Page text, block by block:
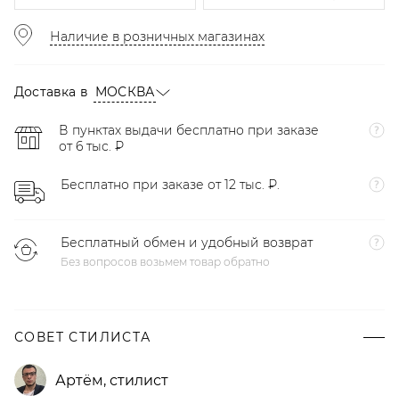
Наличие в розничных магазинах
Доставка в МОСКВА
В пунктах выдачи бесплатно при заказе
от 6 тыс. ₽
Бесплатно при заказе от 12 тыс. ₽.
Бесплатный обмен и удобный возврат
Без вопросов возьмем товар обратно
СОВЕТ СТИЛИСТА
Артём, стилист